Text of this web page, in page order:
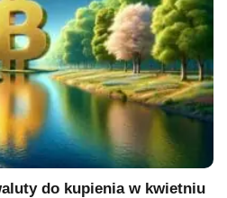
do kupienia w kwietniu